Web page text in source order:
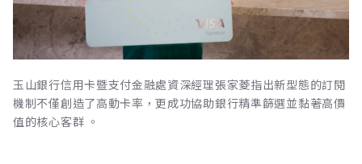
玉山銀行信用卡暨支付金融處資深經理張家菱指出新型態的訂閱
機制不僅創造了高動卡率，更成功協助銀行精準篩選並黏著高價
值的核心客群 。